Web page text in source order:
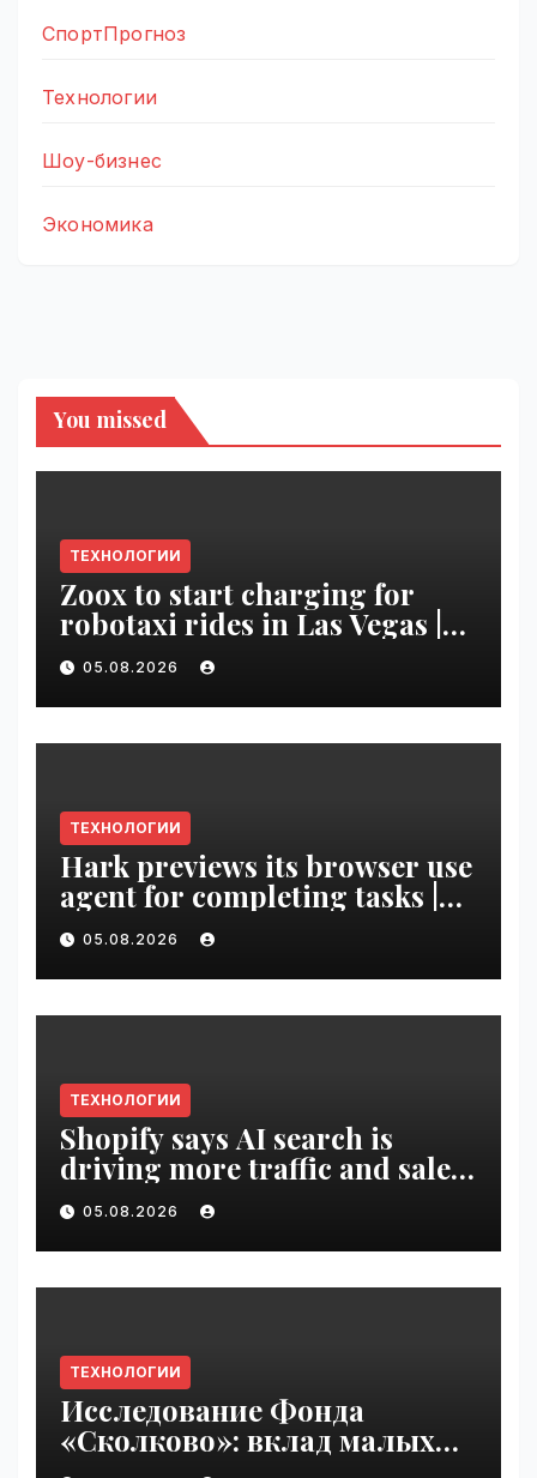
СпортПрогноз
Технологии
Шоу-бизнес
Экономика
You missed
ТЕХНОЛОГИИ
Zoox to start charging for
robotaxi rides in Las Vegas |
VseTime.ru
05.08.2026
ТЕХНОЛОГИИ
Hark previews its browser use
agent for completing tasks |
VseTime.ru
05.08.2026
ТЕХНОЛОГИИ
Shopify says AI search is
driving more traffic and sales,
not replacing Google |
VseTime.ru
05.08.2026
ТЕХНОЛОГИИ
Исследование Фонда
«Сколково»: вклад малых
технологических компаний